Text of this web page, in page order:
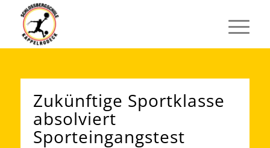
Zukünftige Sportklasse
absolviert
Sporteingangstest